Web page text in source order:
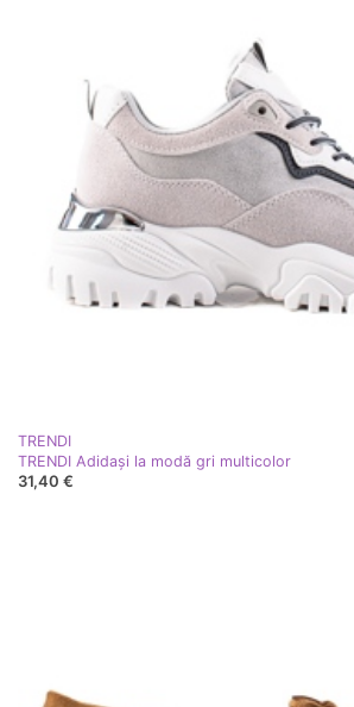
TRENDI
TRENDI Adidași la modă gri multicolor
31,40 €